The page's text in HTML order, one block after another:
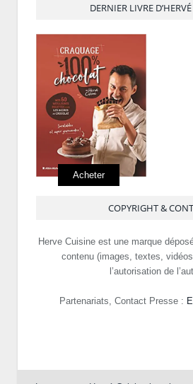
DERNIER LIVRE
Acheter
COPYRIGHT &
Herve Cuisine est une marque
contenu (images, textes,
l’autorisation de
Partenariats, Contact Presse :